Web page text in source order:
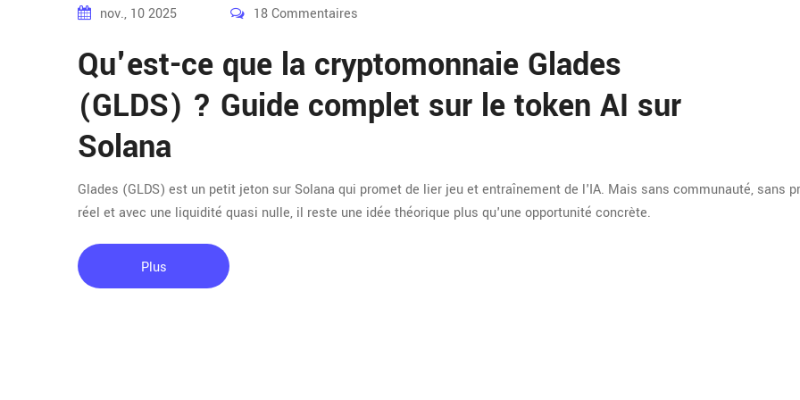
nov., 10 2025 18 Commentaires
Qu'est-ce que la cryptomonnaie Glades
(GLDS) ? Guide complet sur le token AI sur
Solana
Glades (GLDS) est un petit jeton sur Solana qui promet de lier jeu et entraînement de l'IA. Mais sans communauté, sans
réel et avec une liquidité quasi nulle, il reste une idée théorique plus qu'une opportunité concrète.
Plus